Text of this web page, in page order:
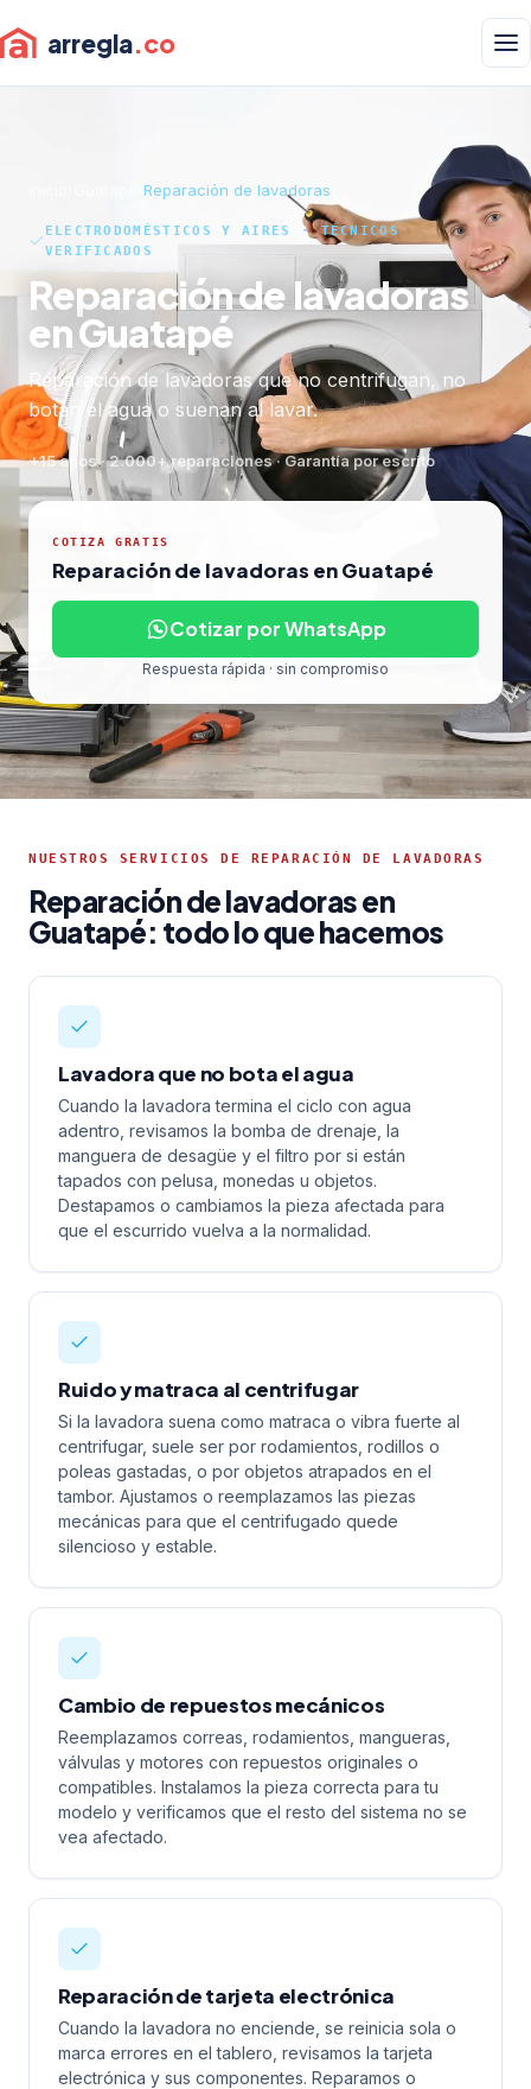
arregla.co
Reparación de lavadoras
ELECTRODOMÉSTICOS Y AIRES · TÉCNICOS
VERIFICADOS
Reparación de lavadoras
en Guatapé
Reparación de lavadoras que no centrifugan, no
botan el agua o suenan al lavar.
+15 años · 2.000+ reparaciones · Garantía por escrito
COTIZA GRATIS
Reparación de lavadoras en Guatapé
Cotizar por WhatsApp
Respuesta rápida · sin compromiso
NUESTROS SERVICIOS DE REPARACIÓN DE LAVADORAS
Reparación de lavadoras en
Guatapé: todo lo que hacemos
Lavadora que no bota el agua
Cuando la lavadora termina el ciclo con agua
adentro, revisamos la bomba de drenaje, la
manguera de desagüe y el filtro por si están
tapados con pelusa, monedas u objetos.
Destapamos o cambiamos la pieza afectada para
que el escurrido vuelva a la normalidad.
Ruido y matraca al centrifugar
Si la lavadora suena como matraca o vibra fuerte al
centrifugar, suele ser por rodamientos, rodillos o
poleas gastadas, o por objetos atrapados en el
tambor. Ajustamos o reemplazamos las piezas
mecánicas para que el centrifugado quede
silencioso y estable.
Cambio de repuestos mecánicos
Reemplazamos correas, rodamientos, mangueras,
válvulas y motores con repuestos originales o
compatibles. Instalamos la pieza correcta para tu
modelo y verificamos que el resto del sistema no se
vea afectado.
Reparación de tarjeta electrónica
Cuando la lavadora no enciende, se reinicia sola o
marca errores en el tablero, revisamos la tarjeta
electrónica y sus componentes. Reparamos o